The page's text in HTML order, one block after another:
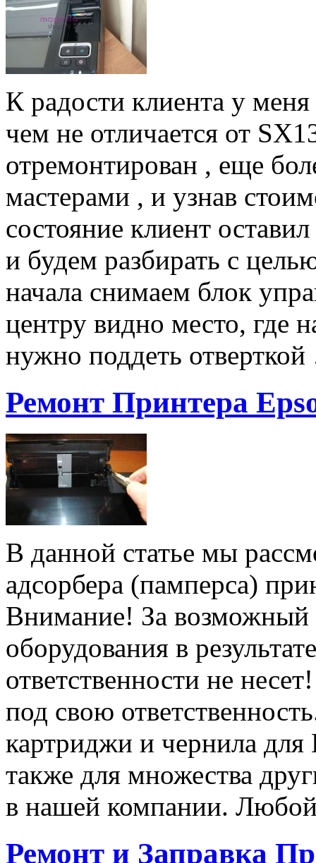
К радости клиента у
чем не отличается от
отремонтирован , еще
мастерами , и узнав
состояние клиент
и будем разбирать с
начала снимаем блок
центру видно место, где
нужно поддеть
Ремонт Принтера
В данной статье мы
адсорбера (памперса)
Внимание! За
оборудования в
ответственности не
под свою
картриджи и чернила
также для множества
в нашей компании.
Ремонт и Заправка